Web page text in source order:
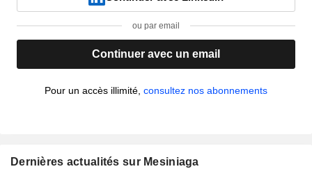
ou par email
Continuer avec un email
Pour un accès illimité, consultez nos abonnements
Dernières actualités sur Mesiniaga